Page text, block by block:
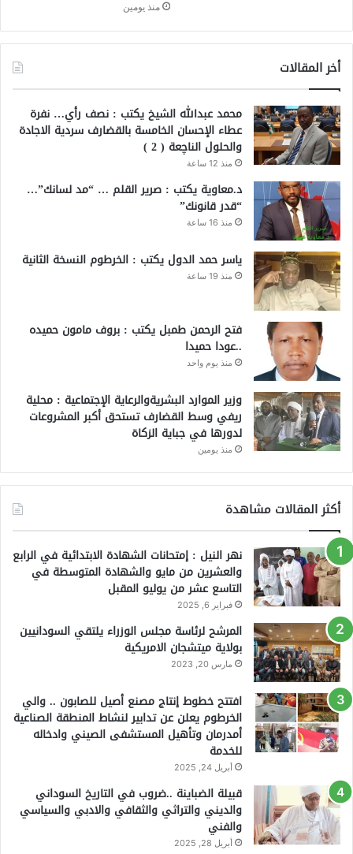
منذ يومين
أخر المقالات
محمد عبدالله الشيخ يكتب : نصف رأي… نفرة
عطاء الإحسان الخامسة بالقضارف سردية الاجادة
والحلول الناچعة ( 2 )
منذ 12 ساعة
د.معاوية يكتب : صرير القلم … “مد لسانك”…
“قدر قانونك”
منذ 16 ساعة
ياسر حمد الدول يكتب : الخرطوم النسخة الثانية
منذ 19 ساعة
فتح الرحمن طمبل يكتب : بروف مامون حميده
..عودا حميدا
منذ يوم واحد
وزير الموارد البشريةوالرعاية الإجتماعية : محلية
ريفي وسط القضارف تستحق أكبر المشروعات
لدورها في جباية الزكاة
منذ يومين
أكثر المقالات مشاهدة
نهر النيل : إمتحانات الشهادة الابتدائية في الرابع
والعشرين من مايو والشهادة المتوسطة في
التاسع عشر من يوليو المقبل
فبراير 6, 2025
المرشح لرئاسة مجلس الوزراء يلتقي السودانيين
بولاية ميتشجان الامريكية
مارس 20, 2023
افتتح خطوط إنتاج مصنع أصيل للصابون .. والي
الخرطوم يعلن عن تدابير لنشاط المنطقة الصناعية
أمدرمان وتأهيل المستشفى الصيني وادخاله
للخدمة
أبريل 24, 2025
قبيلة الضباينة ..ضروب في التاريخ السوداني
والديني والتراثي والثقافي والادبي والسياسي
والفني
أبريل 28, 2025